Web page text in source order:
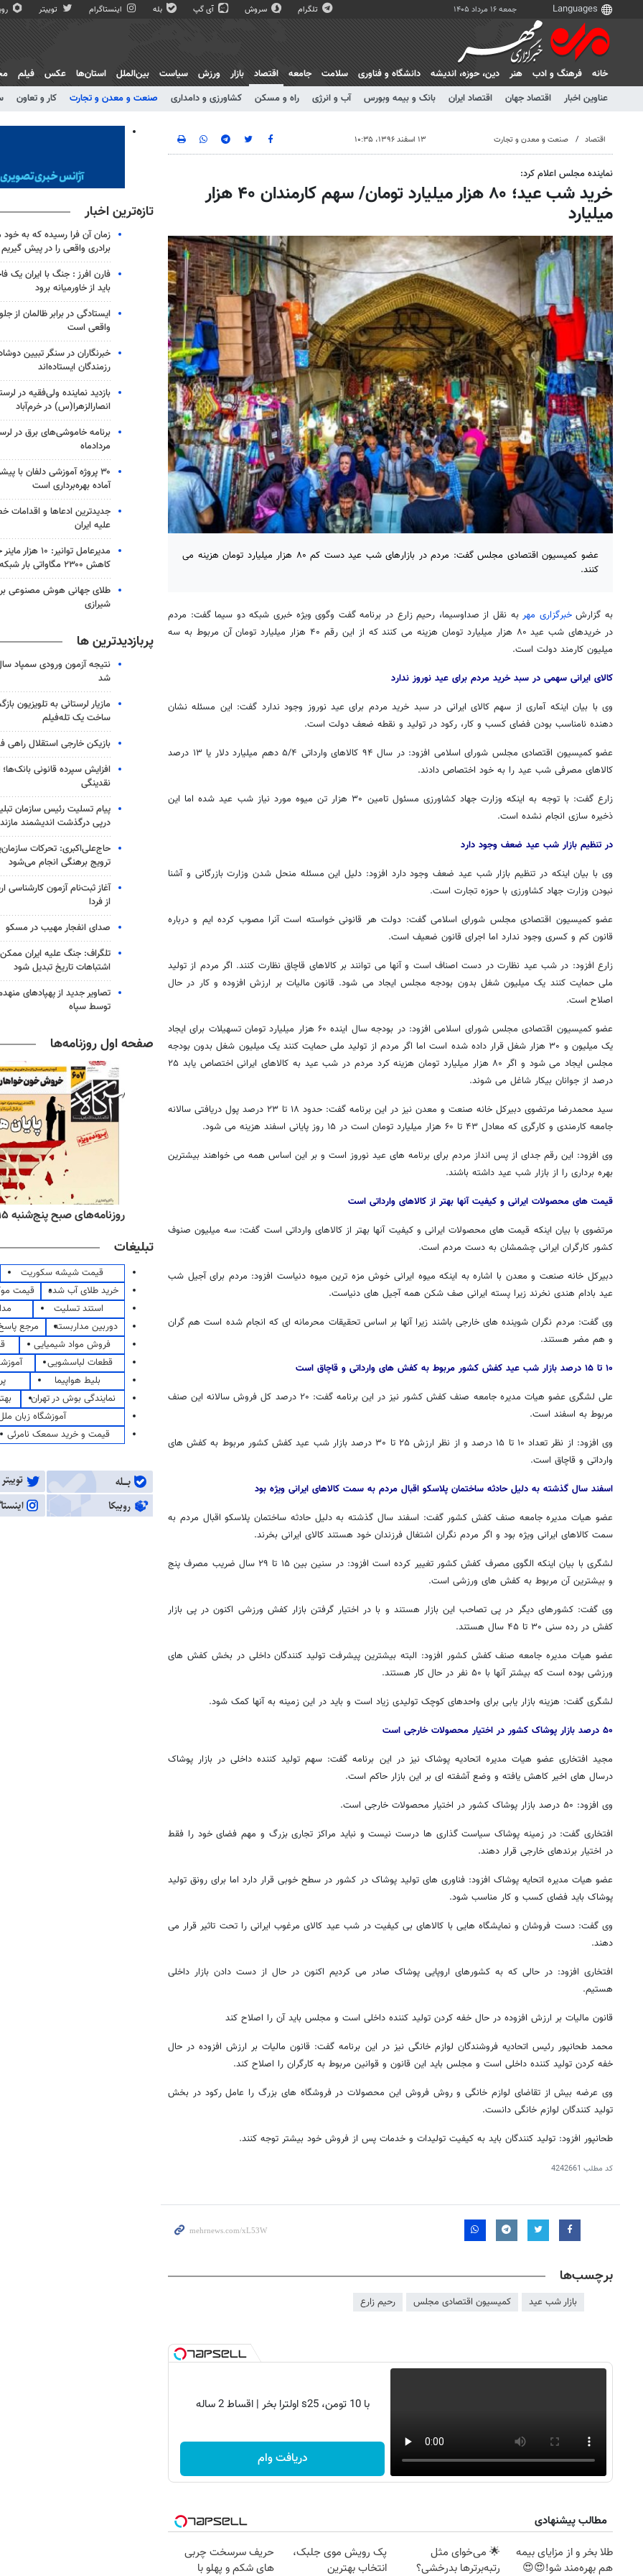
جمعه ۱۶ مرداد ۱۴۰۵ تلگرام سروش آی گپ بله اینستاگرام توییتر
خانه فرهنگ و ادب هنر دين، حوزه، انديشه دانشگاه و فناوری سلامت جامعه
اقتصاد
عناوین اخبار
اقتصاد جهان اقتصاد ایران بانک و بیمه وبورس آب و انرژی راه و مسکن کشاورزی و دامداری صنعت و معدن و تجارت کار و تعاون
بازار ورزش سیاست بین‌الملل استان‌ها عکس فیلم
اقتصاد صنعت و معدن و تجارت ۱۳ اسفند ۱۳۹۶، ۱۰:۳۵
نماینده مجلس اعلام کرد:
خرید شب عید؛ ۸۰ هزار میلیارد تومان/ سهم کارمندان ۴۰ هزار
میلیارد
عضو کمیسیون اقتصادی مجلس گفت: مردم در بازارهای شب عید دست کم ۸۰ هزار میلیارد تومان هزینه می
کنند.
به گزارشخبرگزاری مهر به نقل از صداوسیما، رحیم زارع در برنامه گفت وگوی ویژه خبری شبکه دو سیما گفت: مردم
در خریدهای شب عید ۸۰ هزار میلیارد تومان هزینه می کنند که از این رقم ۴۰ هزار میلیارد تومان آن مربوط به سه
میلیون کارمند دولت است.
کالای ایرانی سهمی در سبد خرید مردم برای عید نوروز ندارد
وی با بیان اینکه آماری از سهم کالای ایرانی در سبد خرید مردم برای عید نوروز وجود ندارد گفت: این مسئله نشان
دهنده نامناسب بودن فضای کسب و کار، رکود در تولید و نقطه ضعف دولت است.
عضو کمیسیون اقتصادی مجلس شورای اسلامی افزود: در سال ۹۴ کالاهای وارداتی ۵/۴ دهم میلیارد دلار یا ۱۳ درصد
کالاهای مصرفی شب عید را به خود اختصاص دادند.
زارع گفت: با توجه به اینکه وزارت جهاد کشاورزی مسئول تامین ۳۰ هزار تن میوه مورد نیاز شب عید شده اما این
ذخیره سازی انجام نشده است.
در تنظیم بازار شب عید ضعف وجود دارد
وی با بیان اینکه در تنظیم بازار شب عید ضعف وجود دارد افزود: دلیل این مسئله منحل شدن وزارت بازرگانی و آشنا
نبودن وزارت جهاد کشاورزی با حوزه تجارت است.
عضو کمیسیون اقتصادی مجلس شورای اسلامی گفت: دولت هر قانونی خواسته است آنرا مصوب کرده ایم و درباره
قانون کم و کسری وجود ندارد اما اجرای قانون ضعیف است.
زارع افزود: در شب عید نظارت در دست اصناف است و آنها می توانند بر کالاهای قاچاق نظارت کنند. اگر مردم از تولید
ملی حمایت کنند یک میلیون شغل بدون بودجه مجلس ایجاد می شود. قانون مالیات بر ارزش افزوده و کار در حال
اصلاح است.
عضو کمیسیون اقتصادی مجلس شورای اسلامی افزود: در بودجه سال اینده ۶۰ هزار میلیارد تومان تسهیلات برای ایجاد
یک میلیون و ۳۰ هزار شغل قرار داده شده است اما اگر مردم از تولید ملی حمایت کنند یک میلیون شغل بدون بودجه
مجلس ایجاد می شود و اگر ۸۰ هزار میلیارد تومان هزینه کرد مردم در شب عید به کالاهای ایرانی اختصاص یابد ۲۵
درصد از جوانان بیکار شاغل می شوند.
سید محمدرضا مرتضوی دبیرکل خانه صنعت و معدن نیز در این برنامه گفت: حدود ۱۸ تا ۲۳ درصد پول دریافتی سالانه
جامعه کارمندی و کارگری که معادل ۴۳ تا ۶۰ هزار میلیارد تومان است در ۱۵ روز پایانی اسفند هزینه می شود
.
وی افزود: این رقم جدای از پس انداز مردم برای برنامه های عید نوروز است و بر این اساس همه می خواهند بیشترین
بهره برداری را از بازار شب عید داشته باشند.
قیمت های محصولات ایرانی و کیفیت آنها بهتر از کالاهای وارداتی است
مرتضوی با بیان اینکه قیمت های محصولات ایرانی و کیفیت آنها بهتر از کالاهای وارداتی است گفت: سه میلیون صنوف
کشور کارگران ایرانی چشمشان به دست مردم است.
دبیرکل خانه صنعت و معدن با اشاره به اینکه میوه ایرانی خوش مزه ترین میوه دنیاست افزود: مردم برای آجیل شب
عید بادام هندی نخرند زیرا پسته ایرانی صف شکن همه آجیل های دنیاست.
وی گفت: مردم نگران شوینده های خارجی باشند زیرا آنها بر اساس تحقیقات محرمانه ای که انجام شده است هم گران
و هم مضر هستند.
۱۰ تا ۱۵ درصد بازار شب عید کفش کشور مربوط به کفش های وارداتی و قاچاق است
علی لشگری عضو هیات مدیره جامعه صنف کفش کشور نیز در این برنامه گفت: ۲۰ درصد کل فروش سالانه این صنف
مربوط به اسفند است.
وی افزود: از نظر تعداد ۱۰ تا ۱۵ درصد و از نظر ارزش ۲۵ تا ۳۰ درصد بازار شب عید کفش کشور مربوط به کفش های
وارداتی و قاچاق است.
اسفند سال گذشته به دلیل حادثه ساختمان پلاسکو اقبال مردم به سمت کالاهای ایرانی ویژه بود
عضو هیات مدیره جامعه صنف کفش کشور گفت: اسفند سال گذشته به دلیل حادثه ساختمان پلاسکو اقبال مردم به
سمت کالاهای ایرانی ویژه بود و اگر مردم نگران اشتغال فرزندان خود هستند کالای ایرانی بخرند.
لشگری با بیان اینکه الگوی مصرف کفش کشور تغییر کرده است افزود: در سنین بین ۱۵ تا ۲۹ سال ضریب مصرف پنج
و بیشترین آن مربوط به کفش های ورزشی است.
وی گفت: کشورهای دیگر در پی تصاحب این بازار هستند و با در اختیار گرفتن بازار کفش ورزشی اکنون در پی بازار
کفش در رده سنی ۳۰ تا ۴۵ سال هستند
.
عضو هیات مدیره جامعه صنف کفش کشور افزود: البته بیشترین پیشرفت تولید کنندگان داخلی در بخش کفش های
ورزشی بوده است که بیشتر آنها با ۵۰ نفر در حال کار هستند
.
لشگری گفت: هزینه بازار یابی برای واحدهای کوچک تولیدی زیاد است و باید در این زمینه به آنها کمک شود.
۵۰ درصد بازار پوشاک کشور در اختیار محصولات خارجی است
مجید افتخاری عضو هیات مدیره اتحادیه پوشاک نیز در این برنامه گفت: سهم تولید کننده داخلی در بازار پوشاک
درسال های اخیر کاهش یافته و وضع آشفته ای بر این بازار حاکم است.
وی افزود: ۵۰ درصد بازار پوشاک کشور در اختیار محصولات خارجی است
.
افتخاری گفت: در زمینه پوشاک سیاست گذاری ها درست نیست و نباید مراکز تجاری بزرگ و مهم فضای خود را فقط
در اختیار برندهای خارجی قرار دهند.
عضو هیات مدیره اتحایه پوشاک افزود: فناوری های تولید پوشاک در کشور در سطح خوبی قرار دارد اما برای رونق تولید
پوشاک باید فضای کسب و کار مناسب شود.
وی گفت: دست فروشان و نمایشگاه هایی با کالاهای بی کیفیت در شب عید کالای مرغوب ایرانی را تحت تاثیر قرار می
دهند.
افتخاری افزود: در حالی که به کشورهای اروپایی پوشاک صادر می کردیم اکنون در حال از دست دادن بازار داخلی
هستیم.
قانون مالیات بر ارزش افزوده در حال خفه کردن تولید کننده داخلی است و مجلس باید آن را اصلاح کند
محمد طحانپور رئیس اتحادیه فروشندگان لوازم خانگی نیز در این برنامه گفت: قانون مالیات بر ارزش افزوده در حال
خفه کردن تولید کننده داخلی است و مجلس باید این قانون و قوانین مربوط به کارگران را اصلاح کند.
وی عرضه بیش از تقاضای لوازم خانگی و روش فروش این محصولات در فروشگاه های بزرگ را عامل رکود در بخش
تولید کنندگان لوازم خانگی دانست.
طحانپور افزود: تولید کنندگان باید به کیفیت تولیدات و خدمات پس از فروش خود بیشتر توجه کنند.
کد مطلب 4242661
برچسب‌ها
بازار شب عید کمیسیون اقتصادی مجلس رحیم زارع
با 10 تومن، s25 اولترا بخر | اقساط 2 ساله
دریافت وام
مطالب پیشنهادی
طلا بخر و از مزایای بیمه
هم بهره‌مند شو!😍😍
🌟 می‌خوای مثل
رتبه‌برترها بدرخشی؟
پک رویش موی جلبک،
انتخاب بهترین
حریف سرسخت چربی
های شکم و پهلو با
تازه‌ترین اخبار
زمان آن فرا رسیده که به
برادری واقعی را در پیش گیریم
فارن افرز : جنگ با ایران یک
باید از خاورمیانه برود
ایستادگی در برابر ظالمان از
واقعی است
خبرنگاران در سنگر تبیین
رزمندگان ایستاده‌اند
بازدید نماینده ولی‌فقیه در
انصارالزهرا(س) در خرم‌آباد
مردادماه
آماده بهره‌برداری است
جدیدترین ادعاها و اقدامات
علیه ایران
مدیرعامل توانیر:
کاهش ۲۳۰۰ مگاواتی بار شبکه
طلای جهانی هوش مصنوعی بر
شیرازی
پربازدیدترین ها
شد
مازیار لرستانی به تلویزیون
ساخت یک تله‌فیلم
بازیکن خارجی استقلال راهی
افزایش سپرده قانونی بانک‌ها؛
نقدینگی
پیام تسلیت رئیس سازمان
درپی درگذشت اندیشمند
حاج‌علی‌اکبری: تحرکات
ترویج برهنگی انجام می‌شود
آغاز ثبت‌نام‌ آزمون
از فردا
صدای انفجار مهیب در مسکو
تلگراف: جنگ علیه ایران
اشتباهات تاریخ تبدیل شود
تصاویر جدید از پهپادهای
توسط سپاه
صفحه اول روزنامه‌ها
روزنامه‌های صبح پنج‌شنبه ۱۵ مرداد ۱۴۰۵
تبلیغات
قیمت شیشه سکوریت
خرید طلای آب شده
قیمت
استند تسلیت
دوربین مداربسته
مرجع
فروش مواد شیمیایی
قطعات لباسشویی
بلیط هواپیما
نمایندگی بوش در تهران
آموزشگاه زبان
قیمت و خرید سمعک نامرئی